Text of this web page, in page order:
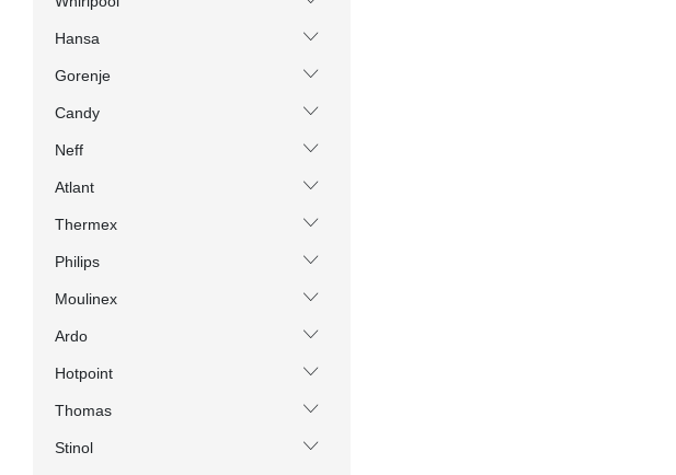
Hansa
Gorenje
Candy
Neff
Atlant
Thermex
Philips
Moulinex
Ardo
Hotpoint
Thomas
Stinol